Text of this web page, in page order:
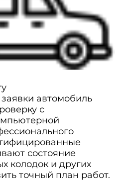
автомобиль
с
состояние
колодок и других
точный план работ.